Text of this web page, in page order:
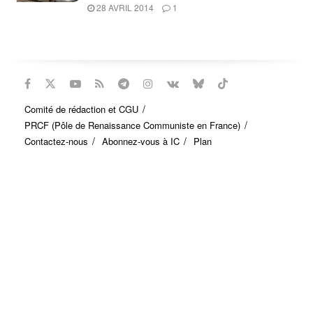
28 AVRIL 2014 1
Comité de rédaction et CGU
PRCF (Pôle de Renaissance Communiste en France)
Contactez-nous
Abonnez-vous à IC Plan